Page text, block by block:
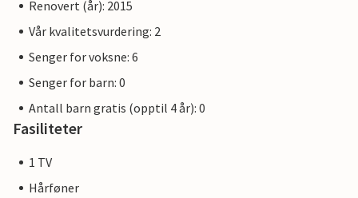
Renovert (år): 2015
Vår kvalitetsvurdering: 2
Senger for voksne: 6
Senger for barn: 0
Antall barn gratis (opptil 4 år): 0
Fasiliteter
1 TV
Hårføner